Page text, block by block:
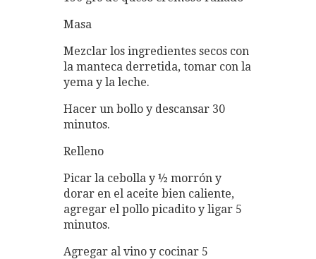
Masa
Mezclar los ingredientes secos con
la manteca derretida, tomar con la
yema y la leche.
Hacer un bollo y descansar 30
minutos.
Relleno
Picar la cebolla y ½ morrón y
dorar en el aceite bien caliente,
agregar el pollo picadito y ligar 5
minutos.
Agregar al vino y cocinar 5